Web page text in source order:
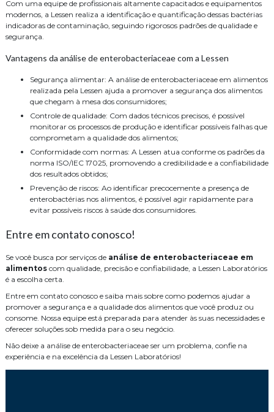
Com uma equipe de profissionais altamente capacitados e equipamentos
modernos, a Lessen realiza a identificação e quantificação dessas bactérias
indicadoras de contaminação, seguindo rigorosos padrões de qualidade e
segurança.
Vantagens da análise de enterobacteriaceae com a Lessen
Segurança alimentar: A análise de enterobacteriaceae em alimentos
realizada pela Lessen ajuda a promover a segurança dos alimentos
que chegam à mesa dos consumidores;
Controle de qualidade: Com dados técnicos precisos, é possível
monitorar os processos de produção e identificar possíveis falhas que
comprometam a qualidade dos alimentos;
Conformidade com normas: A Lessen atua conforme os padrões da
norma ISO/IEC 17025, promovendo a credibilidade e a confiabilidade
dos resultados obtidos;
Prevenção de riscos: Ao identificar precocemente a presença de
enterobactérias nos alimentos, é possível agir rapidamente para
evitar possíveis riscos à saúde dos consumidores.
Entre em contato conosco!
Se você busca por serviços de análise de enterobacteriaceae em
alimentos com qualidade, precisão e confiabilidade, a Lessen Laboratórios
é a escolha certa.
Entre em contato conosco e saiba mais sobre como podemos ajudar a
promover a segurança e a qualidade dos alimentos que você produz ou
consome. Nossa equipe está preparada para atender às suas necessidades e
oferecer soluções sob medida para o seu negócio.
Não deixe a análise de enterobacteriaceae ser um problema, confie na
experiência e na excelência da Lessen Laboratórios!